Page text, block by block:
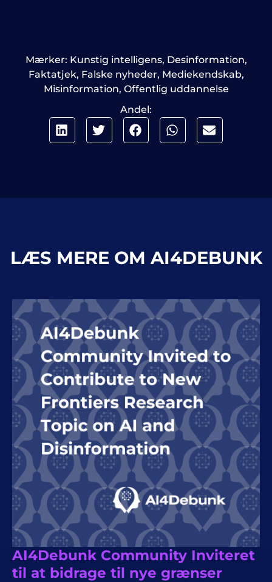
Mærker: Kunstig intelligens, Desinformation,
Faktatjek, Falske nyheder, Mediekendskab,
Misinformation, Offentlig uddannelse
Andel:
LÆS MERE OM AI4DEBUNK
AI4Debunk Community Inviteret
til at bidrage til nye grænser